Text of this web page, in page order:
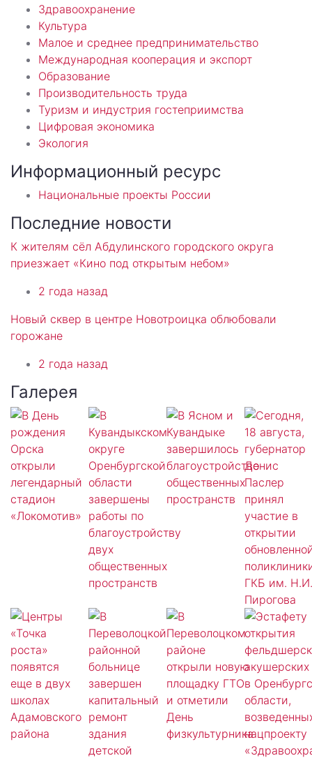
Здравоохранение
Культура
Малое и среднее предпринимательство
Международная кооперация и экспорт
Образование
Производительность труда
Туризм и индустрия гостеприимства
Цифровая экономика
Экология
Информационный ресурс
Национальные проекты России
Последние новости
К жителям сёл Абдулинского городского округа
приезжает «Кино под открытым небом»
2 года назад
Новый сквер в центре Новотроицка облюбовали
горожане
2 года назад
Галерея